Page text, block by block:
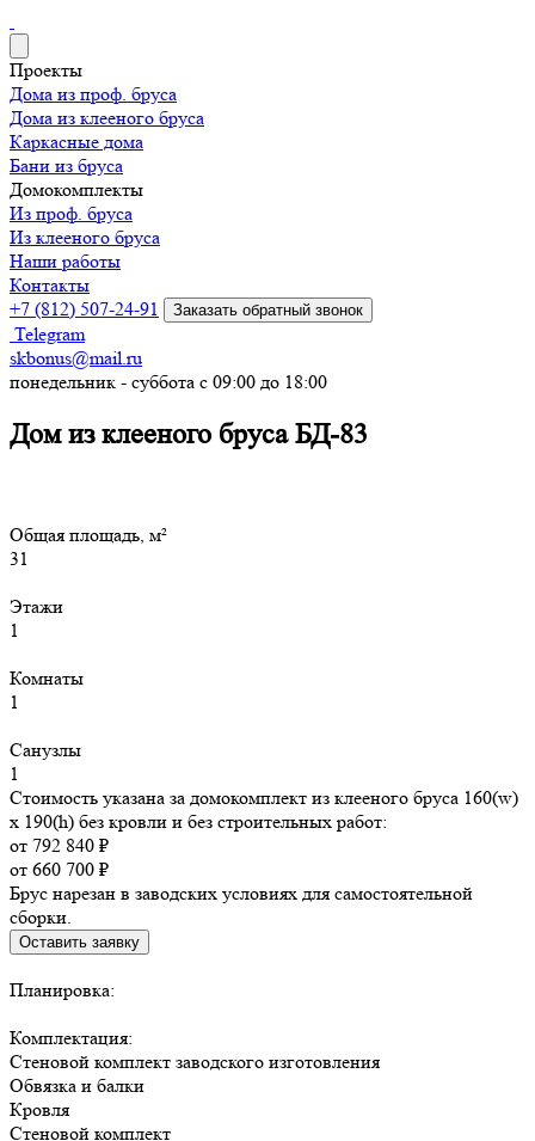
Проекты
Дома из проф. бруса
Дома из клееного бруса
Каркасные дома
Бани из бруса
Домокомплекты
Из проф. бруса
Из клееного бруса
Наши работы
Контакты
+7 (812) 507-24-91
Заказать обратный звонок
Telegram
skbonus@mail.ru
понедельник - суббота с 09:00 до 18:00
Дом из клееного бруса БД-83
Общая площадь, м²
31
Этажи
1
Комнаты
1
Санузлы
1
Стоимость указана за домокомплект из клееного бруса 160(w)
x 190(h) без кровли и без строительных работ:
от 792 840 ₽
от 660 700 ₽
Брус нарезан в заводских условиях для самостоятельной
сборки.
Оставить заявку
Планировка:
Комплектация:
Стеновой комплект заводского изготовления
Обвязка и балки
Кровля
Стеновой комплект